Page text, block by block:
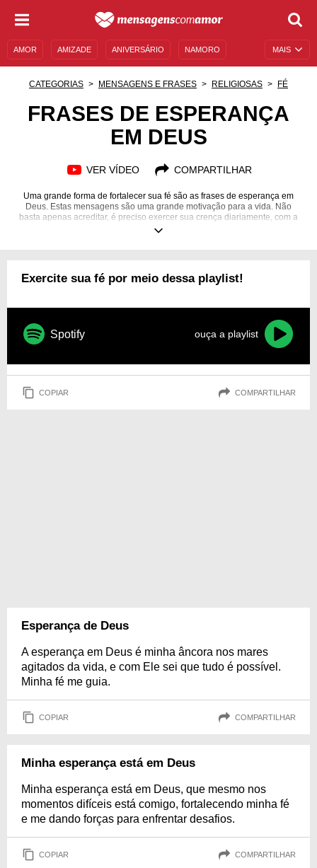
MAIS
AMOR AMIZADE ANIVERSÁRIO NAMORO
MENSAGENS DE ANIVERSÁRIO
CATEGORIAS MENSAGENS E FRASES RELIGIOSAS FÉ
FRASES DE ESPERANÇA
EM DEUS
VER VÍDEO COMPARTILHAR
Uma grande forma de fortalecer sua fé são as frases de esperança em
Deus. Estas mensagens são uma grande motivação para a vida. Não
basta apenas acreditar, é preciso exercer sua crença diariamente, com a
leitura da Palavra do Senhor. Acreditar em Seu poder são os primeiros
Exercite sua fé por meio dessa playlist!
Spotify ouça a playlist
COPIAR COMPARTILHAR
Esperança de Deus
A esperança em Deus é minha âncora nos mares
agitados da vida, e com Ele sei que tudo é possível.
Minha fé me guia.
COPIAR COMPARTILHAR
Minha esperança está em Deus
Minha esperança está em Deus, que mesmo nos
momentos difíceis está comigo, fortalecendo minha fé
e me dando forças para enfrentar desafios.
COPIAR COMPARTILHAR